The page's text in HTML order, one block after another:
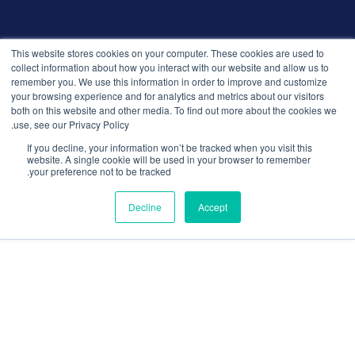
This website stores cookies on your computer. These cookies are used to
collect information about how you interact with our website and allow us to
remember you. We use this information in order to improve and customize
your browsing experience and for analytics and metrics about our visitors
both on this website and other media. To find out more about the cookies we
use, see our Privacy Policy.
If you decline, your information won’t be tracked when you visit this
website. A single cookie will be used in your browser to remember
your preference not to be tracked.
Accept
Decline
سياسة الخصوصية
الإصدارات
الأمان والامتثال
الشروط والأحكام